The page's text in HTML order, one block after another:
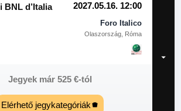
BNL d’Italia
2027.05.16. 12:00
Foro Italico
Olaszország, Róma
Jegyek már 525 €-tól
Elérhető jegykategóriák